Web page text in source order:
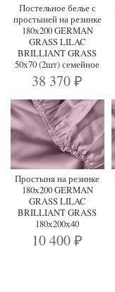
Постельное белье с
простыней на резинке
180х200 GERMAN
GRASS LILAC
BRILLIANT GRASS
50х70 (2шт) семейное
38 370₽
Простыня на резинке
180х200 GERMAN
GRASS LILAC
BRILLIANT GRASS
180х200х40
10 400₽